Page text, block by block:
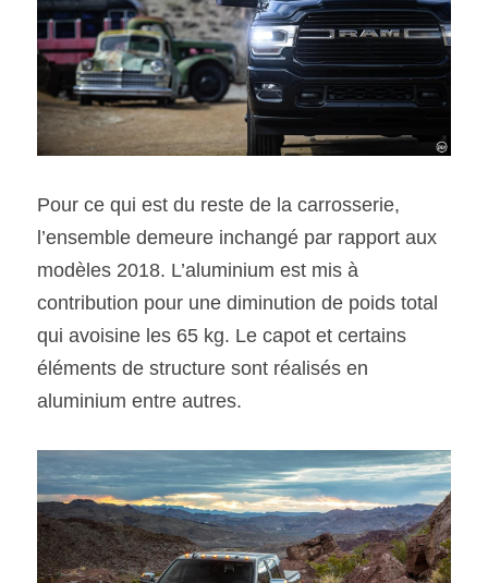
Pour ce qui est du reste de la carrosserie,
l’ensemble demeure inchangé par rapport aux
modèles 2018. L’aluminium est mis à
contribution pour une diminution de poids total
qui avoisine les 65 kg. Le capot et certains
éléments de structure sont réalisés en
aluminium entre autres.